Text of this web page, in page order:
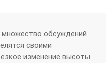
множество обсуждений
своими
изменение высоты.